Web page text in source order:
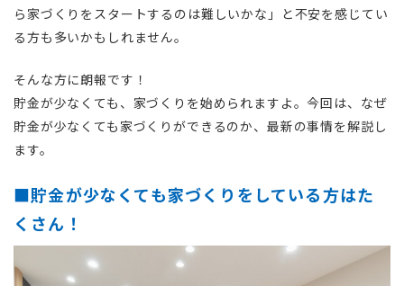
ら家づくりをスタートするのは難しいかな」と不安を感じてい
る方も多いかもしれません。
そんな方に朗報です！
貯金が少なくても、家づくりを始められますよ。今回は、なぜ
貯金が少なくても家づくりができるのか、最新の事情を解説し
ます。
■貯金が少なくても家づくりをしている方はた
くさん！